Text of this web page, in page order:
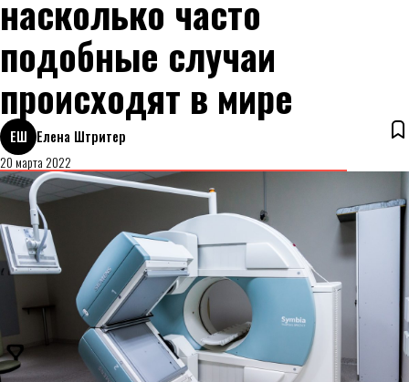
насколько часто
подобные случаи
происходят в мире
ЕШ Елена Штритер
20 марта 2022